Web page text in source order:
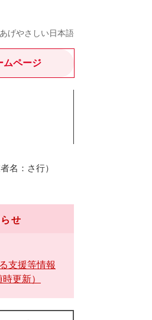
げやさしい日本語
ムページ
名：さ行）
せ
支援等情報
更新）